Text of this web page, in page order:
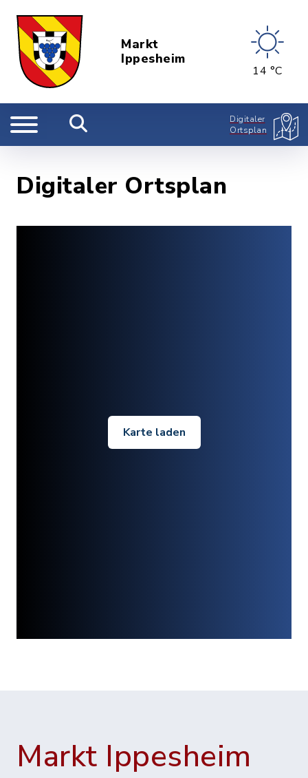
Markt
Ippesheim
14 °C
Digitaler
Ortsplan
Digitaler Ortsplan
Karte laden
Markt Ippesheim